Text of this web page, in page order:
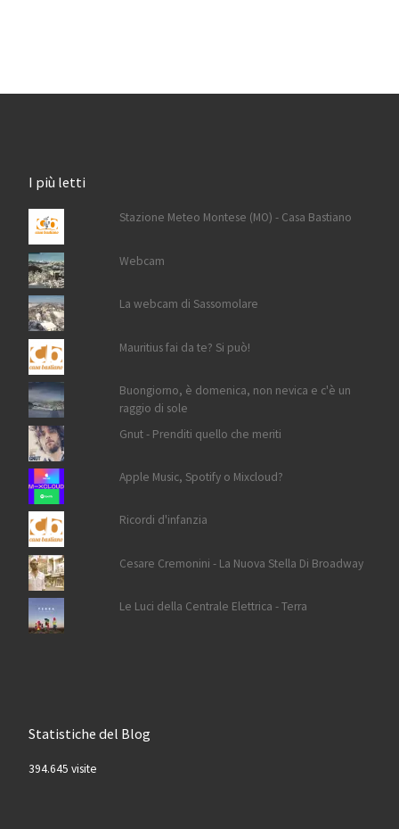
I più letti
Stazione Meteo Montese (MO) - Casa Bastiano
Webcam
La webcam di Sassomolare
Mauritius fai da te? Si può!
Buongiorno, è domenica, non nevica e c'è un
raggio di sole
Gnut - Prenditi quello che meriti
Apple Music, Spotify o Mixcloud?
Ricordi d'infanzia
Cesare Cremonini - La Nuova Stella Di Broadway
Le Luci della Centrale Elettrica - Terra
Statistiche del Blog
394.645 visite